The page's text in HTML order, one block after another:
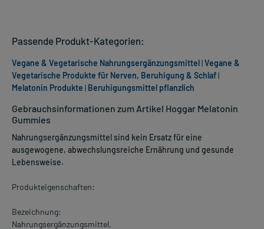
Gebrauchsinformationen zum Artikel Hoggar Melatonin
Gummies
Nahrungsergänzungsmittel sind kein Ersatz für eine
ausgewogene, abwechslungsreiche Ernährung und gesunde
Lebensweise.
Produkteigenschaften:
Bezeichnung:
Nahrungsergänzungsmittel.
Passende Produkt-Kategorien:
Vegane & Vegetarische Nahrungsergänzungsmittel|Vegane &
Vegetarische Produkte für Nerven, Beruhigung & Schlaf|
Melatonin Produkte | Beruhigungsmittel pflanzlich